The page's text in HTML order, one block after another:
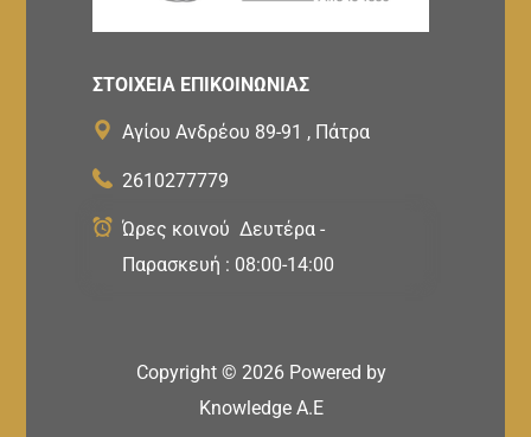
ΣΤΟΙΧΕΙΑ ΕΠΙΚΟΙΝΩΝΙΑΣ
Αγίου Ανδρέου 89-91 , Πάτρα
2610277779
Ώρες κοινού Δευτέρα -
Παρασκευή : 08:00-14:00
Copyright © 2026 Powered by
Knowledge A.E